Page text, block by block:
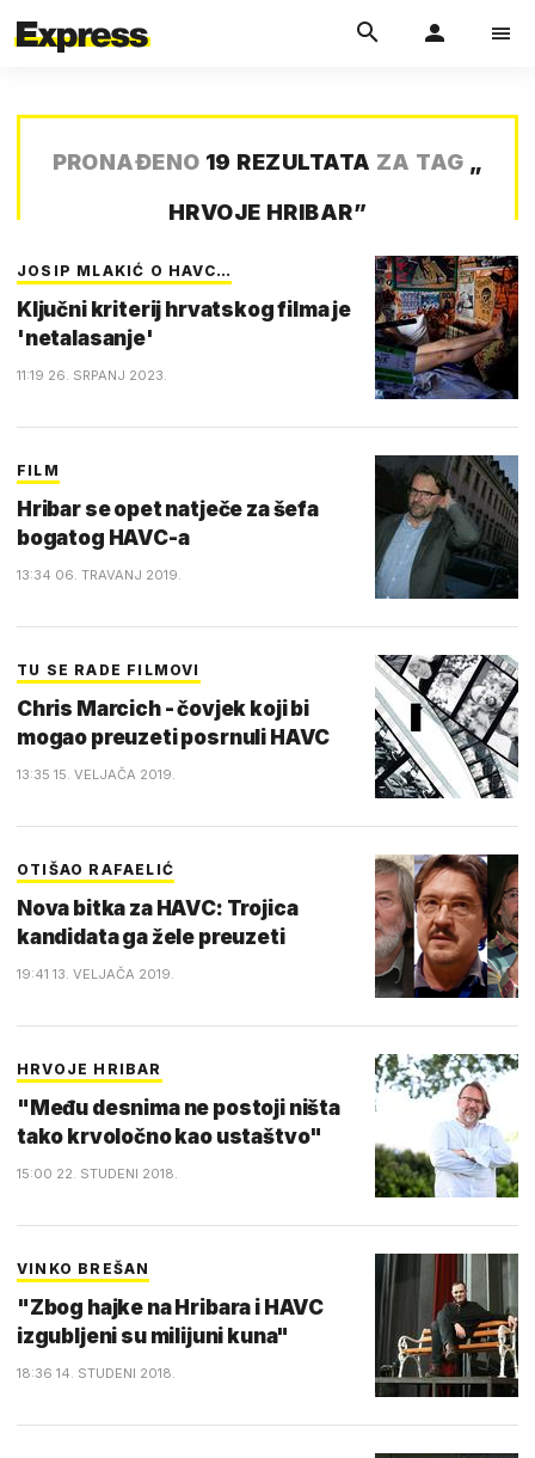
PRONAĐENO 19 REZULTATA ZA TAG „
HRVOJE HRIBAR”
JOSIP MLAKIĆ O HAVC…
Ključni kriterij hrvatskog filma je
'netalasanje'
11:19 26. SRPANJ 2023.
FILM
Hribar se opet natječe za šefa
bogatog HAVC-a
13:34 06. TRAVANJ 2019.
TU SE RADE FILMOVI
Chris Marcich - čovjek koji bi
mogao preuzeti posrnuli HAVC
13:35 15. VELJAČA 2019.
OTIŠAO RAFAELIĆ
Nova bitka za HAVC: Trojica
kandidata ga žele preuzeti
19:41 13. VELJAČA 2019.
HRVOJE HRIBAR
"Među desnima ne postoji ništa
tako krvoločno kao ustaštvo"
15:00 22. STUDENI 2018.
VINKO BREŠAN
"Zbog hajke na Hribara i HAVC
izgubljeni su milijuni kuna"
18:36 14. STUDENI 2018.